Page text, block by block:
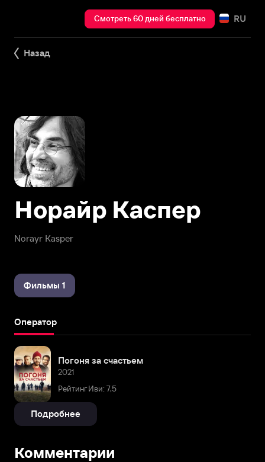
Смотреть 60 дней бесплатно RU
Назад
Norayr Kasper
Норайр Каспер
Фильмы 1
Оператор
Погоня за счастьем
2021
Рейтинг Иви: 7,5
Подробнее
Комментарии